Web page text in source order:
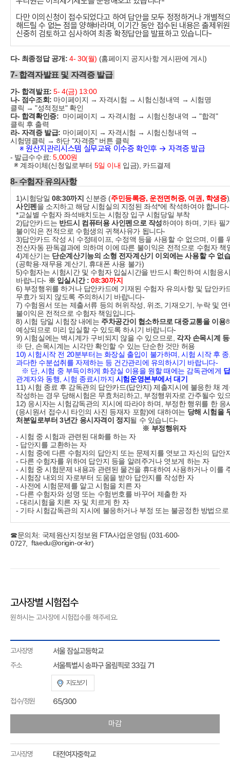
다만 이의신청이 접수되었다고 하여 답안을 모두 정정하거나 개별적
해드릴 수 없는 점을 양해바라며, 이기간 동안 접수된 내용은 출제위
신중히 검토하고 심사하여 최종 확정답안을 발표하고 있습니다-
다- 최종정답 공개: 4- 30(월) (홈페이지 공지사항 게시판에 게시)
7- 합격자발표 및 자격증 발급
가- 합격발표: 5- 4(금) 13:00
나- 점수조회: 마이페이지 → 자격시험 → 시험신청내역 → 시험명
클릭 → "성적정보" 확인
다- 합격확인증: 마이페이지 → 자격시험 → 시험신청내역 → "합격"
클릭 후 출력
라- 자격증 발급: 마이페이지 → 자격시험 → 시험신청내역 →
시험명클릭 → 하단 "자격증" 버튼 클릭
※ 원산지관리시스템 실무교육 이수증 확인후 → 자격증 발급
- 발급수수료:5,000원
※계좌이체(신청일로부터 5일 이내 입금), 카드결제
8- 수험자 유의사항
1)시험당일 08:30까지 신분증 (주민등록증, 운전면허증, 여권, 학생증
사인펜 을 소지하고 해당 시험실의 지정된 좌석*에 착석하여야 합니다-
*교실별 수험자 좌석배치도는 시험장 입구 시험당일 부착
2)답안카드는 반드시 컴퓨터용 사인펜으로 작성하여야 하며, 기타 필
불이익은 전적으로 수험생의 귀책사유가 됩니다-
3)답안카드 작성 시 수정테이프, 수정액 등을 사용할 수 없으며, 이를
전산자동 판독결과에 의하며 이에 따른 불이익은 전적으로 수험자 책
4)계산기는 단순계산기능의 소형 전자계산기 이외에는 사용할 수 없
(공학용·재무용 계산기, 휴대폰 사용 불가)
5)수험자는 시험시간 및 수험자 입실시간을 반드시 확인하여 시험응
바랍니다- ※ 입실시간 :08:30까지
6) 부정행위를 하거나 답안카드에 기재된 수험자 유의사항 및 답안카
무효가 되지 않도록 주의하시기 바랍니다-
7) 수험원서 또는 제출서류 등의 허위작성, 위조, 기재오기, 누락 및
불이익은 전적으로 수험자 책임입니다-
8) 시험 당일 시험장 내에는 주차공간이 협소하므로 대중교통을 이용
예상되므로 미리 입실할 수 있도록 하시기 바랍니다-
9) 시험실에는 벽시계가 구비되지 않을 수 있으므로, 각자 손목시계
※ 단, 손목시계는 시각만 확인할 수 있는 단순한 것만 허용
10) 시험시작 전 20분부터는 화장실 출입이 불가하며, 시험 시작 후
과다한 수분섭취를 자제하는 등 건간관리에 유의하시기 바랍니다-
※ 단, 시험 중 부득이하게 화장실 이용을 원할 때에는 감독관에게
관계자와 동행, 시험 종료시까지 시험운영본부에서 대기
11) 시험 종료 후 감독관의 답안카드(답안지) 제출지시에 불응한 채
작성하는 경우 당해시험은 무효처리하고, 부정행위자로 간주될수 있
12) 응시자는 시험감독관의 지시에 따라야 하며, 부정한 행위를 한 응
(응시원서 접수시 타인의 사진 등재자 포함)에 대하여는 당해 시험을
처분일로부터 3년간 응시자격이 정지 될 수 있습니다-
※ 부정행위자
- 시험 중 시험과 관련된 대화를 하는 자
- 답안지를 교환하는 자
- 시험 중에 다른 수험자의 답안지 또는 문제지를 엿보고 자신의 답안
- 다른 수험자를 위하여 답안지 등을 알려주거나 엿보게 하는 자
- 시험 중 시험문제 내용과 관련된 물건을 휴대하여 사용하거나 이를
- 시험장 내외의 자로부터 도움을 받아 답안지를 작성한 자
- 사전에 시험문제를 알고 시험을 치른 자
- 다른 수험자와 성명 또는 수험번호를 바꾸어 제출한 자
- 대리시험을 치른 자 및 치르게 한 자
- 기타 시험감독관의 지시에 불응하거나 부정 또는 불공정한 방법으
☎문의처: 국제원산지정보원 FTA사업운영팀 (031-600-
0727,ftaedu@origin-or-kr)
고사장별 시험접수
원하시는 고사장에 시험접수를 해주세요.
고사장명 서울 잠실고등학교
주소 서울특별시 송파구 올림픽로 33길 71
지도보기
접수/정원 65/300
마감
고사장명 대전여자중학교